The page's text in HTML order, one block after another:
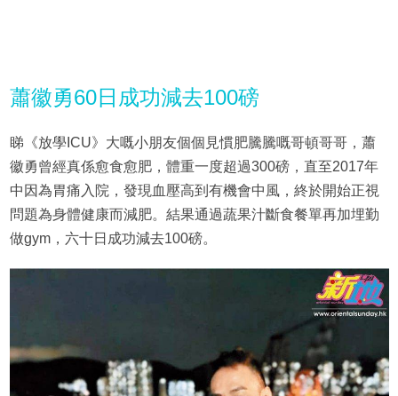
蕭徽勇60日成功減去100磅
睇《放學ICU》大嘅小朋友個個見慣肥騰騰嘅哥頓哥哥，蕭
徽勇曾經真係愈食愈肥，體重一度超過300磅，直至2017年
中因為胃痛入院，發現血壓高到有機會中風，終於開始正視
問題為身體健康而減肥。結果通過蔬果汁斷食餐單再加埋勤
做gym，六十日成功減去100磅。